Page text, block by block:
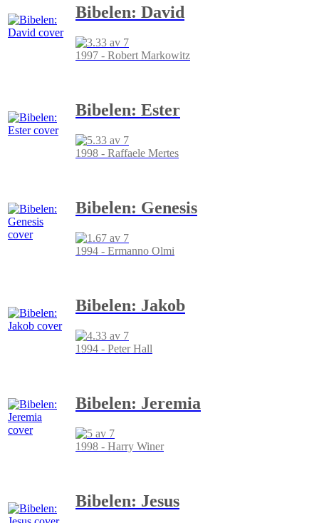
Bibelen: David
1997 - Robert Markowitz
Bibelen: Ester
1998 - Raffaele Mertes
Bibelen: Genesis
1994 - Ermanno Olmi
Bibelen: Jakob
1994 - Peter Hall
Bibelen: Jeremia
1998 - Harry Winer
Bibelen: Jesus